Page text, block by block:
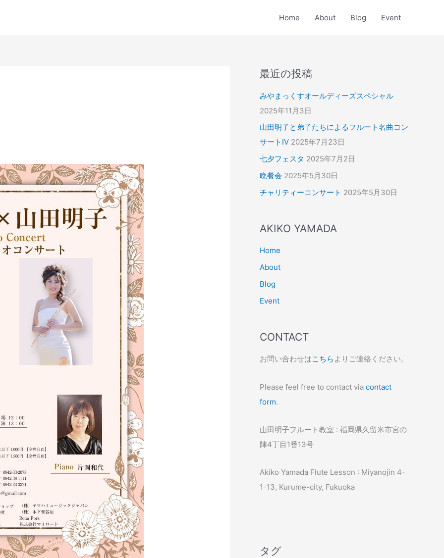
Home About Blog Event
最近の投稿
みやまっくすオールディーズスペシャル
2025年11月3日
山田明子と弟子たちによるフルート名曲コン
サートⅣ 2025年7月23日
七夕フェスタ 2025年7月2日
晩餐会 2025年5月30日
チャリティーコンサート 2025年5月30日
AKIKO YAMADA
Home
About
Blog
Event
CONTACT
お問い合わせはこちら よりご連絡ください。
Please feel free to contact via contact
form.
山田明子フルート教室 : 福岡県久留米市宮の
陣4丁目1番13号
Akiko Yamada Flute Lesson : Miyanojin 4-
1-13, Kurume-city, Fukuoka
タグ